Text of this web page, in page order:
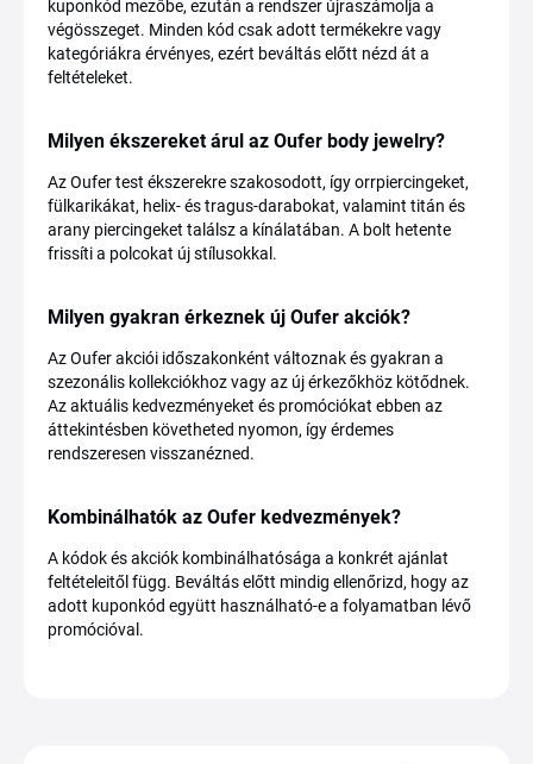
kuponkód mezőbe, ezután a rendszer újraszámolja a
végösszeget. Minden kód csak adott termékekre vagy
kategóriákra érvényes, ezért beváltás előtt nézd át a
feltételeket.
Milyen ékszereket árul az Oufer body jewelry?
Az Oufer test ékszerekre szakosodott, így orrpiercingeket,
fülkarikákat, helix- és tragus-darabokat, valamint titán és
arany piercingeket találsz a kínálatában. A bolt hetente
frissíti a polcokat új stílusokkal.
Milyen gyakran érkeznek új Oufer akciók?
Az Oufer akciói időszakonként változnak és gyakran a
szezonális kollekciókhoz vagy az új érkezőkhöz kötődnek.
Az aktuális kedvezményeket és promóciókat ebben az
áttekintésben követheted nyomon, így érdemes
rendszeresen visszanézned.
Kombinálhatók az Oufer kedvezmények?
A kódok és akciók kombinálhatósága a konkrét ajánlat
feltételeitől függ. Beváltás előtt mindig ellenőrizd, hogy az
adott kuponkód együtt használható-e a folyamatban lévő
promócióval.